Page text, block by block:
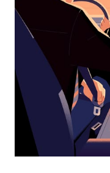
επιλέξετε
μια
ημερομηνία.
Πατήστε
πλήκτρο
escape
για
να
κλείσετε
ημερολόγιο.